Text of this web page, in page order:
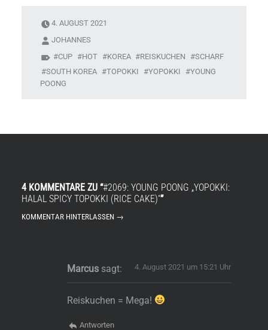
4. AUGUST 2021
JOHANNES
CUP
HOT KOREA REISKUCHEN
SCHARF
SOUTH KOREA
TOPOKKI YOPOKKI
YOUNG
POONG
4 KOMMENTARE ZU “#2069: YOUNG POONG „YOPOKKI:
HALAL SPICY TOPOKKI (RICE CAKE)“”
KOMMENTAR HINTERLASSEN →
Marcus sagt: 4. August 2021 um 15:21 Uhr
Reiskuchen = Mega!
Antworten